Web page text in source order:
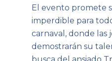
El evento promete
imperdible para
carnaval, donde las
demostrarán su